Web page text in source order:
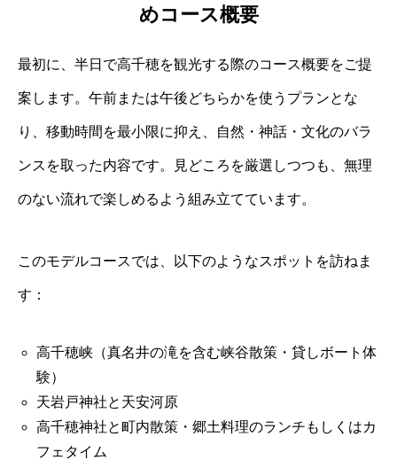
めコース概要
最初に、半日で高千穂を観光する際のコース概要をご提
案します。午前または午後どちらかを使うプランとな
り、移動時間を最小限に抑え、自然・神話・文化のバラ
ンスを取った内容です。見どころを厳選しつつも、無理
のない流れで楽しめるよう組み立てています。
このモデルコースでは、以下のようなスポットを訪ねま
す：
高千穂峡（真名井の滝を含む峡谷散策・貸しボート体
験）
天岩戸神社と天安河原
高千穂神社と町内散策・郷土料理のランチもしくはカ
フェタイム